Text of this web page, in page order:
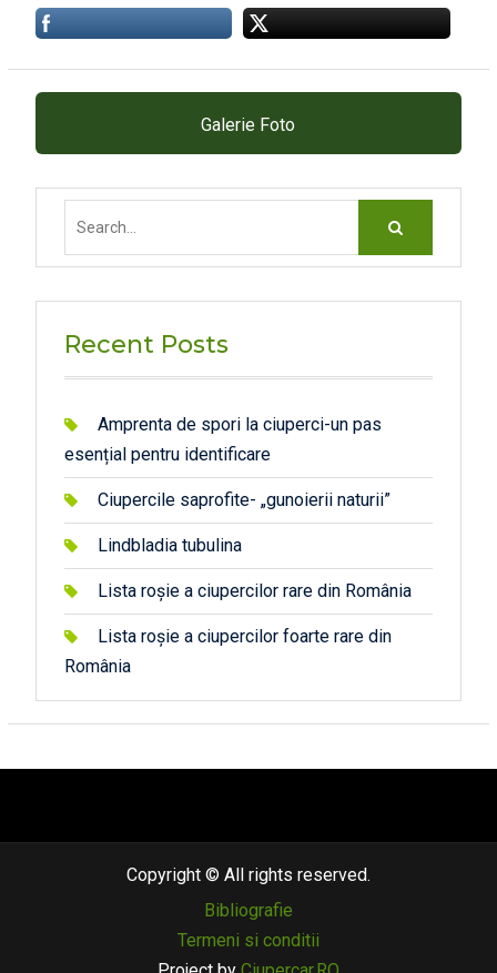
Galerie Foto
Recent Posts
Amprenta de spori la ciuperci-un pas
esențial pentru identificare
Ciupercile saprofite- „gunoierii naturii”
Lindbladia tubulina
Lista roșie a ciupercilor rare din România
Lista roșie a ciupercilor foarte rare din
România
Copyright © All rights reserved.
Bibliografie
Termeni si conditii